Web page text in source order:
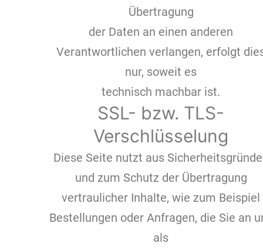
Übertragung
der Daten an einen anderen
Verantwortlichen verlangen, erfolgt
nur, soweit es
technisch machbar ist.
SSL- bzw. TLS-
Verschlüsselung
Diese Seite nutzt aus
und zum Schutz der Übertragung
vertraulicher Inhalte, wie zum Beispiel
Bestellungen oder Anfragen, die Sie an
als